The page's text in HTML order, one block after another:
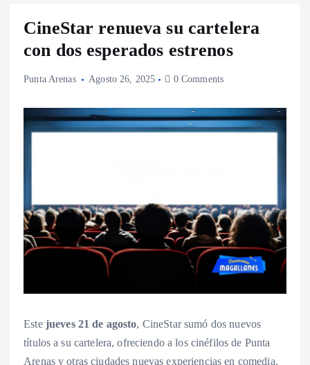
CineStar renueva su cartelera
con dos esperados estrenos
Punta Arenas Agosto 26, 2025 0 Comments
Este jueves 21 de agosto, CineStar sumó dos nuevos
títulos a su cartelera, ofreciendo a los cinéfilos de Punta
Arenas y otras ciudades nuevas experiencias en comedia,